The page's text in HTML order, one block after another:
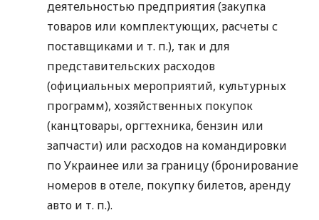
деятельностью предприятия (закупка
товаров или комплектующих, расчеты с
поставщиками и т. п.), так и для
представительских расходов
(официальных мероприятий, культурных
программ), хозяйственных покупок
(канцтовары, оргтехника, бензин или
запчасти) или расходов на командировки
по Украинее или за границу (бронирование
номеров в отеле, покупку билетов, аренду
авто и т. п.).